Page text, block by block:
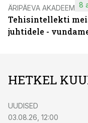
ÄRIPÄEVA AKADEEMIA
Tehisintellekti
juhtidele -
8
HETKEL
UUDISED
03.08.26, 12:00